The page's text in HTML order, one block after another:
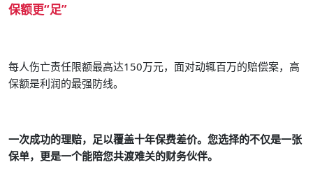
保额更“足”
每人伤亡责任限额最高达150万元，面对动辄百万的赔偿案，高
保额是利润的最强防线。
一次成功的理赔，足以覆盖十年保费差价。您选择的不仅是一张
保单，更是一个能陪您共渡难关的财务伙伴。